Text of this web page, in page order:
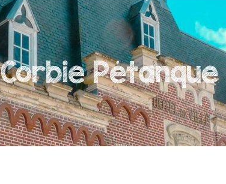
Corbie Pétanque